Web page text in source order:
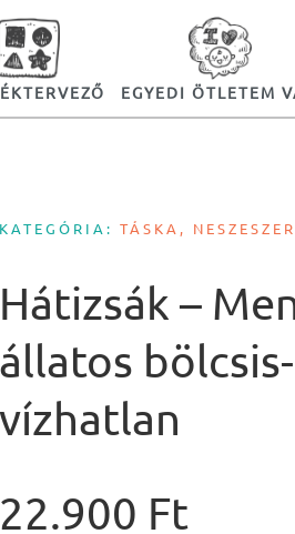
EGYEDI ÖTLETEM
KATEGÓRIA: TÁSKA, NESZESZER
Hátizsák –
állatos
vízhatlan
22.900 Ft